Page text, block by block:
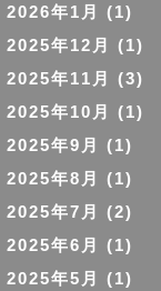
2026年1月
(1)
2025年12月
(1)
2025年11月
(3)
2025年10月
(1)
2025年9月
(1)
2025年8月
(1)
2025年7月
(2)
2025年6月
(1)
2025年5月
(1)